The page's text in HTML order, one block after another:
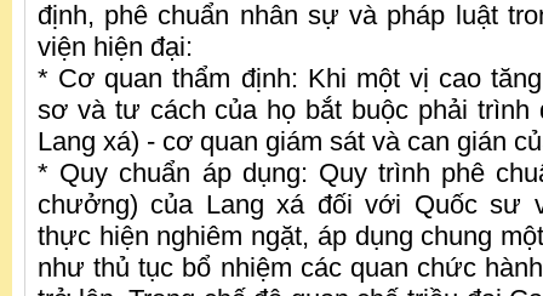
định, phê chuẩn nhân sự và pháp luật
viện hiện đại:
* Cơ quan thẩm định: Khi một vị cao
sơ và tư cách của họ bắt buộc phải trình
Lang xá) - cơ quan giám sát và can gián
* Quy chuẩn áp dụng: Quy trình phê
chưởng) của Lang xá đối với Quốc sư
thực hiện nghiêm ngặt, áp dụng chung
như thủ tục bổ nhiệm các quan chức